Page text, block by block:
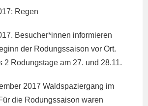
Regen
Besucher*innen informieren
der Rodungssaison vor Ort.
2 Rodungstage am 27. und 28.11.
2017 Waldspaziergang im
die Rodungssaison waren